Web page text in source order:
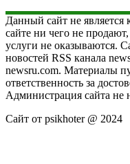
Данный сайт не
сайте ни чего не
услуги не оказываются.
новостей RSS канала
newsru.com. Материалы
ответственность за
Администрация сайта не
Сайт от psikhoter @ 2024